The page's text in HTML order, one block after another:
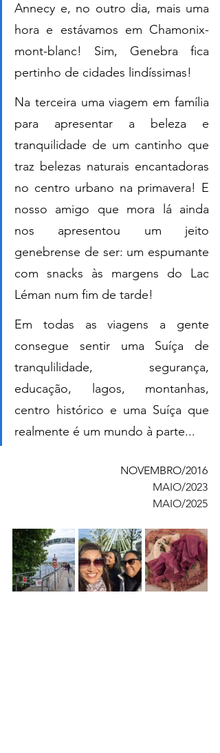
Annecy e, no outro dia, mais uma
hora e estávamos em Chamonix-
mont-blanc! Sim, Genebra fica
pertinho de cidades lindíssimas!
Na terceira uma viagem em família
para apresentar a beleza e
tranquilidade de um cantinho que
traz belezas naturais encantadoras
no centro urbano na primavera! E
nosso amigo que mora lá ainda
nos apresentou um jeito
genebrense de ser: um espumante
com snacks às margens do Lac
Léman num fim de tarde!
Em todas as viagens a gente
consegue sentir uma Suíça de
tranqulilidade, segurança,
educação, lagos, montanhas,
centro histórico e uma Suíça que
realmente é um mundo à parte...
NOVEMBRO/2016
MAIO/2023
MAIO/2025